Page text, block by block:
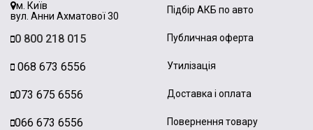
м. Київ
вул. Анни Ахматової 30
0 800 218 015
068 673 6556
073 675 6556
066 673 6556
Підбір АКБ по авто
Публичная оферта
Утилізація
Доставка і оплата
Повернення товару